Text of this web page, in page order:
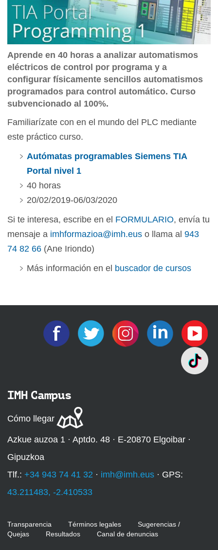
Aprende en 40 horas a analizar automatismos
eléctricos de control por programa y a
configurar físicamente sencillos automatismos
programados para control automático. Curso
subvencionado al 100%.
Familiarízate con en el mundo del PLC mediante
este práctico curso.
Autómatas programables Siemens TIA
Portal nivel 1
40 horas
20/02/2019-06/03/2020
Si te interesa, escribe en el FORMULARIO, envía tu
mensaje a imhformazioa@imh.eus o llama al 943
74 82 66 (Ane Iriondo)
Más información en el buscador de cursos
IMH Campus
Cómo llegar
Azkue auzoa 1 · Aptdo. 48 · E-20870 Elgoibar ·
Gipuzkoa
Tlf.: +34 943 74 41 32 · imh@imh.eus · GPS:
43.211483, -2.410533
Transparencia Términos legales
Sugerencias /
Quejas
Resultados Canal de denuncias